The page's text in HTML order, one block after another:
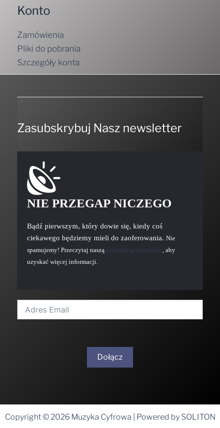
Konto
Zamówienia
Pliki do pobrania
Szczegóły konta
Zasubskrybuj Nasz newsletter
NIE PRZEGAP NICZEGO
Bądź pierwszym, który dowie się, kiedy coś
ciekawego będziemy mieli do zaoferowania. Nie
spamujemy! Przeczytaj naszą politykę prywatności , aby
uzyskać więcej informacji.
Dołącz
Copyright © 2026 Muzyka Cyfrowa | Powered by SOLITON